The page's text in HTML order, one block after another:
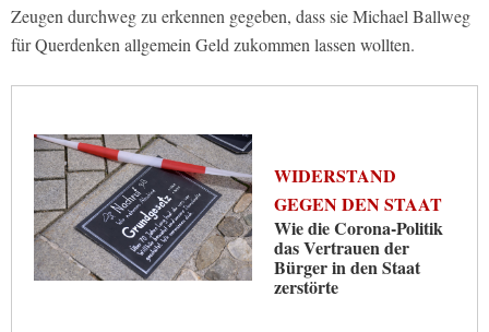
Zeugen durchweg zu erkennen gegeben, dass sie Michael Ballweg
für Querdenken allgemein Geld zukommen lassen wollten.
WIDERSTAND
GEGEN DEN STAAT
Wie die Corona-Politik
das Vertrauen der
Bürger in den Staat
zerstörte